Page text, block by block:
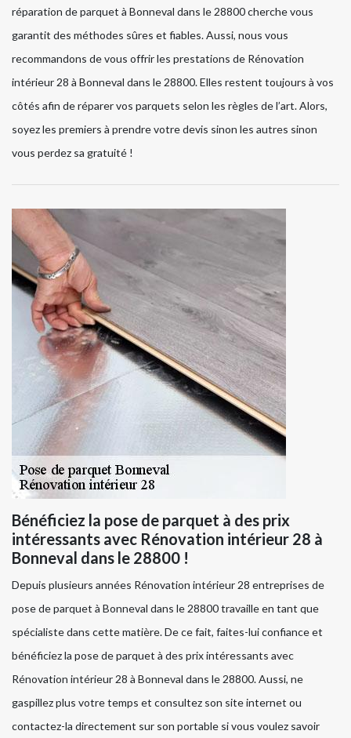
réparation de parquet à Bonneval dans le 28800 cherche vous
garantit des méthodes sûres et fiables. Aussi, nous vous
recommandons de vous offrir les prestations de Rénovation
intérieur 28 à Bonneval dans le 28800. Elles restent toujours à vos
côtés afin de réparer vos parquets selon les règles de l’art. Alors,
soyez les premiers à prendre votre devis sinon les autres sinon
vous perdez sa gratuité !
Bénéficiez la pose de parquet à des prix
intéressants avec Rénovation intérieur 28 à
Bonneval dans le 28800 !
Depuis plusieurs années Rénovation intérieur 28 entreprises de
pose de parquet à Bonneval dans le 28800 travaille en tant que
spécialiste dans cette matière. De ce fait, faites-lui confiance et
bénéficiez la pose de parquet à des prix intéressants avec
Rénovation intérieur 28 à Bonneval dans le 28800. Aussi, ne
gaspillez plus votre temps et consultez son site internet ou
contactez-la directement sur son portable si vous voulez savoir